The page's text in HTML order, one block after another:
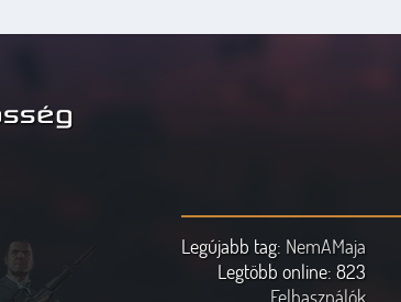
Legújabb tag: NemAMaja
Legtöbb online: 823
Felhasználók